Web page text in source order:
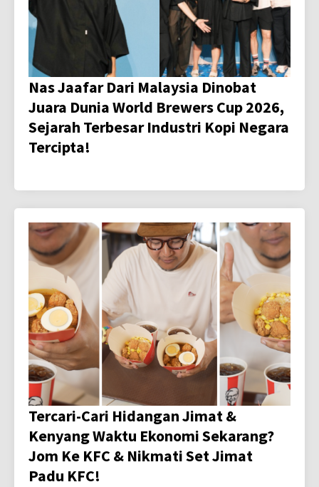
Nas Jaafar Dari Malaysia Dinobat
Juara Dunia World Brewers Cup 2026,
Sejarah Terbesar Industri Kopi Negara
Tercipta!
Tercari-Cari Hidangan Jimat &
Kenyang Waktu Ekonomi Sekarang?
Jom Ke KFC & Nikmati Set Jimat
Padu KFC!